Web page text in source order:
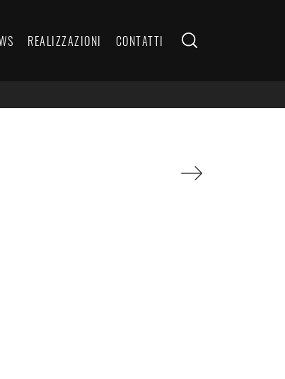
REALIZZAZIONI CONTATTI